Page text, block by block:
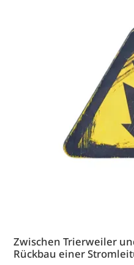
Zwischen Trierweiler
Rückbau einer